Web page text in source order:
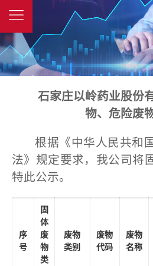
石家庄以岭药业股份
物、危险废
根据《中华人民共和
法》规定要求，我公司将
特此公示。
序
号
固
体
废
物
类
废物
类别
废物
代码
废物
名称